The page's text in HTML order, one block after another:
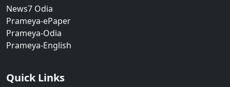
News7 Odia
Prameya-ePaper
Prameya-Odia
Prameya-English
Quick Links